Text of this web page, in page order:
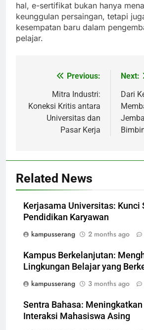
hal, e-sertifikat bukan hanya
keunggulan persaingan, tetapi
kesempatan baru dalam
pelajar.
navigation
Previous:
Mitra Industri:
Koneksi Kritis antara
Universitas dan
Pasar Kerja
Next:
Dari
Related News
Kerjasama Universitas: Kunci
Pendidikan Karyawan
kampusserang
2 months ago
Kampus Berkelanjutan:
Lingkungan Belajar yang
kampusserang
3 months ago
Sentra Bahasa:
Interaksi Mahasiswa Asing